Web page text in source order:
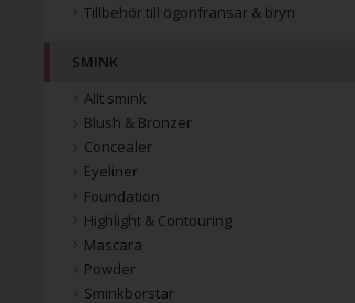
Tillbehör till ögonfransar & bryn
SMINK
Allt smink
Blush & Bronzer
Concealer
Eyeliner
Foundation
Highlight & Contouring
Mascara
Powder
Sminkborstar